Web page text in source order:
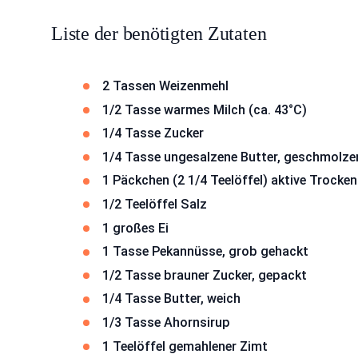
Liste der benötigten Zutaten
2 Tassen Weizenmehl
1/2 Tasse warmes Milch (ca. 43°C)
1/4 Tasse Zucker
1/4 Tasse ungesalzene Butter,
1 Päckchen (2 1/4 Teelöffel) aktive
1/2 Teelöffel Salz
1 großes Ei
1 Tasse Pekannüsse, grob gehackt
1/2 Tasse brauner Zucker, gepackt
1/4 Tasse Butter, weich
1/3 Tasse Ahornsirup
1 Teelöffel gemahlener Zimt